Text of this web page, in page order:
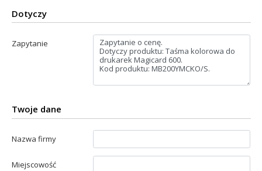
Dotyczy
Zapytanie
Twoje dane
Nazwa firmy
Miejscowość